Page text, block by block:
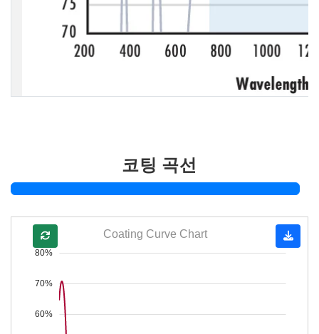
코팅 곡선
60%
70%
80%
Coating Curve Chart